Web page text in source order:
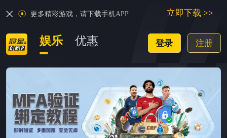
立即下载 >>
更多精彩游戏，请下载手机APP
娱乐 优惠 登录 注册
立即下载 >>
更多精彩游戏，请下载手机APP
娱乐 优惠 登录 注册
【2021/08/23】游戏账户防盗注意通知
【2026/06/03】暂停使用火币的公告：